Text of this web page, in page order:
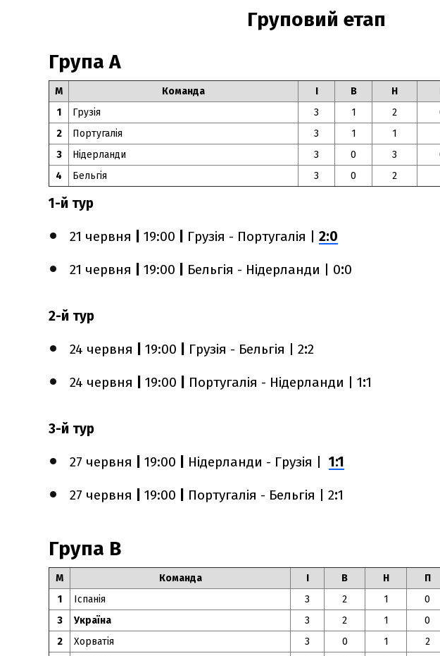
Груповий етап
Група A
М Команда І В Н
1
Грузія 3 1 2
2
Португалія 3 1 1
3
Нідерланди 3 0 3
4
Бельгія 3 0 2
1-й тур
21 червня 19:00 Грузія - Португалія | 2:0
21 червня 19:00 Бельгія - Нідерланди | 0:0
2-й тур
24 червня 19:00 Грузія - Бельгія | 2:2
24 червня 19:00 Португалія - Нідерланди | 1:1
3-й тур
27 червня 19:00 Нідерланди - Грузія | 1:1
27 червня 19:00 Португалія - Бельгія | 2:1
Група B
М Команда І В Н П
1
Іспанія 3 2 1 0
3
Україна 3 2 1 0
2
Хорватія 3 0 1 2